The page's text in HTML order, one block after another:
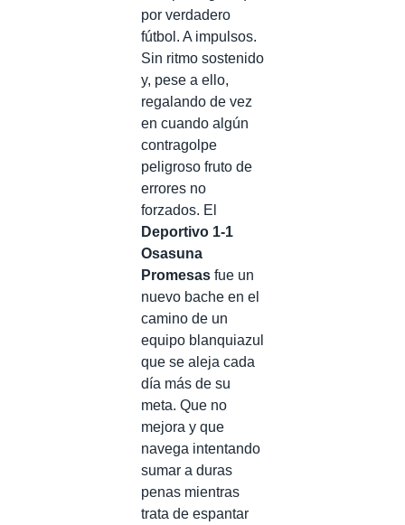
por verdadero
fútbol. A impulsos.
Sin ritmo sostenido
y, pese a ello,
regalando de vez
en cuando algún
contragolpe
peligroso fruto de
errores no
forzados. El
Deportivo 1-1
Osasuna
Promesas fue un
nuevo bache en el
camino de un
equipo blanquiazul
que se aleja cada
día más de su
meta. Que no
mejora y que
navega intentando
sumar a duras
penas mientras
trata de espantar